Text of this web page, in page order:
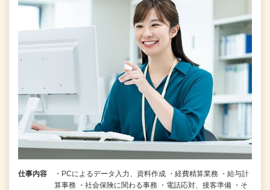
仕事内容
・PCによるデータ入力、資料作成 ・経費精算業務 ・給与計
算事務 ・社会保険に関わる事務 ・電話応対、接客準備 ・そ